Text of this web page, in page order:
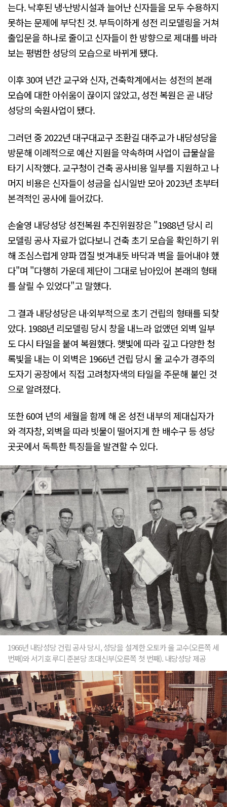
는다. 낙후된 냉·난방시설과 늘어난 신자들을 모두 수용하지
못하는 문제에 부닥친 것. 부득이하게 성전 리모델링을 거쳐
출입문을 하나로 줄이고 신자들이 한 방향으로 제대를 바라
보는 평범한 성당의 모습으로 바뀌게 됐다.
이후 30여 년간 교구와 신자, 건축학계에서는 성전의 본래
모습에 대한 아쉬움이 끊이지 않았고, 성전 복원은 곧 내당
성당의 숙원사업이 됐다.
그러던 중 2022년 대구대교구 조환길 대주교가 내당성당을
방문해 이례적으로 예산 지원을 약속하며 사업이 급물살을
타기 시작했다. 교구청이 건축 공사비용 일부를 지원하고 나
머지 비용은 신자들이 성금을 십시일반 모아 2023년 초부터
본격적인 공사에 들어갔다.
손술영 내당성당 성전복원 추진위원장은 "1988년 당시 리
모델링 공사 자료가 없다보니 건축 초기 모습을 확인하기 위
해 조심스럽게 양파 껍질 벗겨내듯 바닥과 벽을 들어내야 했
다"며 "다행히 가운데 제단이 그대로 남아있어 본래의 형태
를 살릴 수 있었다"고 말했다.
그 결과 내당성당은 내·외부적으로 초기 건립의 형태를 되찾
았다. 1988년 리모델링 당시 창을 내느라 없앴던 외벽 일부
도 다시 타일을 붙여 복원했다. 햇빛에 따라 깊고 다양한 청
록빛을 내는 이 외벽은 1966년 건립 당시 울 교수가 경주의
도자기 공장에서 직접 고려청자색의 타일을 주문해 붙인 것
으로 알려졌다.
또한 60여 년의 세월을 함께 해 온 성전 내부의 제대십자가
와 격자창, 외벽을 따라 빗물이 떨어지게 한 배수구 등 성당
곳곳에서 독특한 특징들을 발견할 수 있다.
1966년 내당성당 건립 공사 당시, 성당을 설계한 오토카 울 교수(오른쪽 세
번째)와 서기호 루디 준본당 초대신부(오른쪽 첫 번째). 내당성당 제공